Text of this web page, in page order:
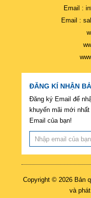
Email :
Email :
ĐĂNG KÍ NHẬN
Đăng ký Email để
khuyến mãi mới
Email của bạn!
Copyright © 2026 Bản
và